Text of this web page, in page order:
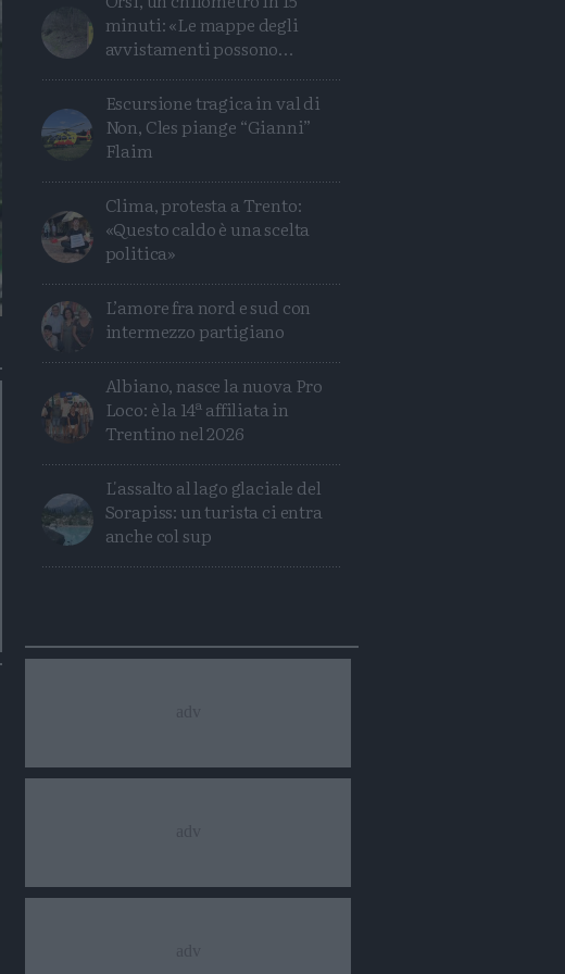
minuti: «Le mappe degli
avvistamenti possono
Escursione tragica in val di
Non, Cles piange “Gianni”
Flaim
Clima, protesta a Trento:
«Questo caldo è una scelta
politica»
L’amore fra nord e sud con
intermezzo partigiano
Albiano, nasce la nuova Pro
Loco: è la 14ª affiliata in
Trentino nel 2026
L'assalto al lago glaciale del
Sorapiss: un turista ci entra
anche col sup